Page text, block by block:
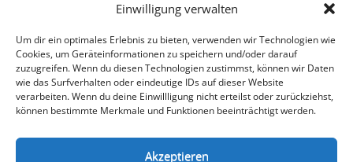
Einwilligung verwalten
Um dir ein optimales Erlebnis zu bieten, verwenden wir Technologien wie
Cookies, um Geräteinformationen zu speichern und/oder darauf
zuzugreifen. Wenn du diesen Technologien zustimmst, können wir Daten
wie das Surfverhalten oder eindeutige IDs auf dieser Website
verarbeiten. Wenn du deine Einwillligung nicht erteilst oder zurückziehst,
können bestimmte Merkmale und Funktionen beeinträchtigt werden.
Akzeptieren